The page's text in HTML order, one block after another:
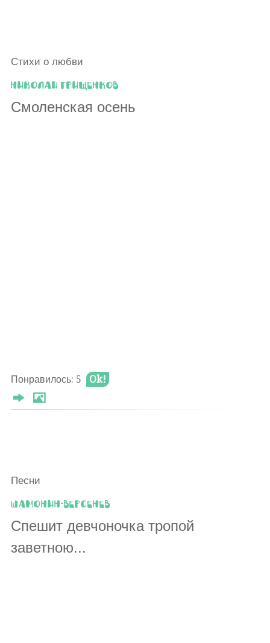
Стихи о любви
Николай Грищенков
Смоленская осень
Понравилось: 5 Ok!
Песни
Шамонин-Версенев
Спешит девчоночка тропой
заветною...